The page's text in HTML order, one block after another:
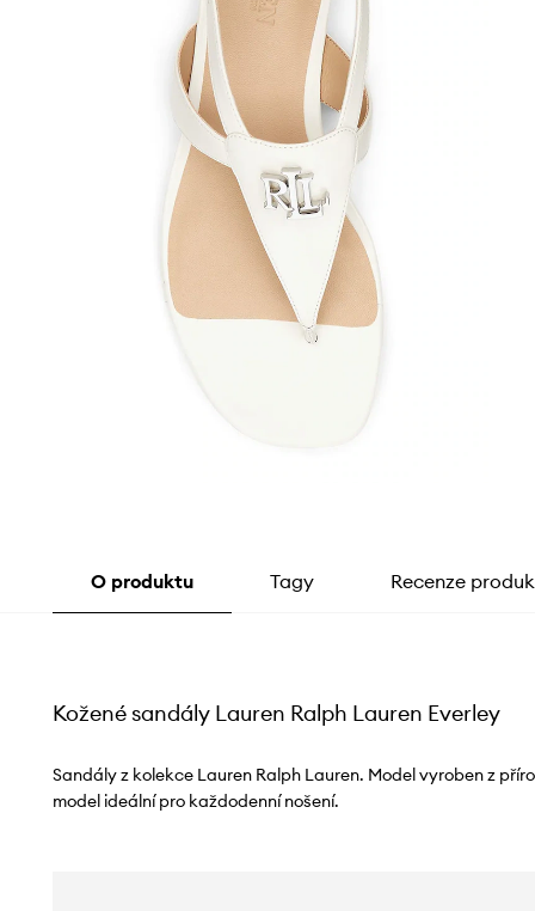
O produktu Tagy Recenze
Kožené sandály Lauren Ralph Lauren Everley
Sandály z kolekce Lauren Ralph Lauren. Model vyroben z
model ideální pro každodenní nošení.